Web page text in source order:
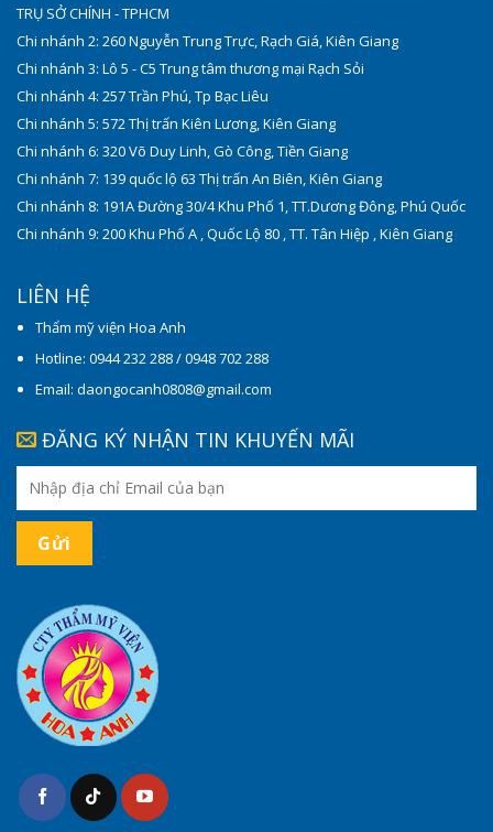
TRỤ SỞ CHÍNH - TPHCM
Chi nhánh 2: 260 Nguyễn Trung Trực, Rạch Giá, Kiên Giang
Chi nhánh 3: Lô 5 - C5 Trung tâm thương mại Rạch Sỏi
Chi nhánh 4: 257 Trần Phú, Tp Bạc Liêu
Chi nhánh 5: 572 Thị trấn Kiên Lương, Kiên Giang
Chi nhánh 6: 320 Võ Duy Linh, Gò Công, Tiền Giang
Chi nhánh 7: 139 quốc lộ 63 Thị trấn An Biên, Kiên Giang
Chi nhánh 8: 191A Đường 30/4 Khu Phố 1, TT.Dương Đông, Phú Quốc
Chi nhánh 9: 200 Khu Phố A , Quốc Lộ 80 , TT. Tân Hiệp , Kiên Giang
LIÊN HỆ
Thẩm mỹ viện Hoa Anh
Hotline: 0944 232 288 / 0948 702 288
Email: daongocanh0808@gmail.com
ĐĂNG KÝ NHẬN TIN KHUYẾN MÃI